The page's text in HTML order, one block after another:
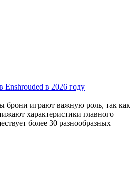
в 2026 году
брони играют важную роль, так как
характеристики главного
более 30 разнообразных